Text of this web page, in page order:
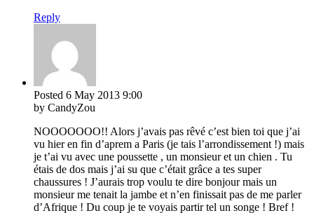
Reply
Posted 6 May 2013 9:00
by CandyZou
NOOOOOOO!! Alors j’avais pas rêvé c’est bien toi que j’ai
vu hier en fin d’aprem a Paris (je tais l’arrondissement !) mais
je t’ai vu avec une poussette , un monsieur et un chien . Tu
étais de dos mais j’ai su que c’était grâce a tes super
chaussures ! J’aurais trop voulu te dire bonjour mais un
monsieur me tenait la jambe et n’en finissait pas de me parler
d’Afrique ! Du coup je te voyais partir tel un songe ! Bref !